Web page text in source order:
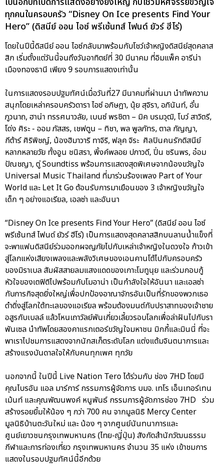
ทุกคนในครอบครัว “Disney On Ice presents Find Your
Hero” (ดิสนีย์ ออน ไอซ์ พรีเซ้นทส์ ไฟนด์ ยัวร์ ฮีโร่)
โดยในปีนี้ดิสนีย์ ออน ไอซ์กลับมาพร้อมกับโชว์เจ้าหญิงดิสนีย์สุดคลาส
สิก เริ่มตั้งแต่วันนี้จนถึงวันอาทิตย์ที่ 30 มีนาคม ที่อิมแพ็ค อารีน่า
เมืองทองธานี เพียง 9 รอบการแสดงเท่านั้น
ในการแสดงรอบปฐมทัศน์เมื่อวันที่27 มีนาคมที่ผ่านมา นำทัพความ
สนุกโดยเหล่าครอบครัวดารา ไอซ์ อภิษฎา, นุ้ย สุจิรา, อภินันท์, อั๋น
ภูวนาถ, ฮาน่า ทรรศนาวลัย, เบนซ์ พรชิตา – มิค บรมวุฒิ, โบว์ สาวิตรี,
โด่ง ศิระ - ออม ภัสสร, เชฟตูน – ทิชา, พล พูลภัทร, ตาล กัญญา,
กีต้าร์ ศิริพิชญ์, น้องฮิมาวาริ ทาจิริ, ฟลุค จิระ ศิลปินคนรักดิสนีย์
หลากหลายวัย ทั้งอูน ชนิสรา, พิ้งค์พลอย ปภาวดี, ปิ่น ชรินพร, อ๋อม
ปัณชญา, ตู่ Soundtiss พร้อมการแสดงสุดพิเศษจากน้องขวัญใจ
Universal Music Thailand ที่มาร่วมร้องเพลง Part of Your
World และ Let It Go ต้อนรับการมาเยือนของ 3 เจ้าหญิงขวัญใจ
เด็ก ๆ อย่างแอเรียล, เอลซ่า และอันนา
“Disney On Ice presents Find Your Hero” (ดิสนีย์ ออน ไอซ์
พรีเซ้นทส์ ไฟนด์ ยัวร์ ฮีโร่) เป็นการแสดงสุดคลาสสิกบนลานน้ำแข็งที่
จะพาแฟนดิสนีย์ร่วมออกผจญภัยไปกับเหล่าเจ้าหญิงในดวงใจ ก้าวเข้า
สู่โลกแห่งเสียงเพลงและพลังวิเศษของเอนคานโต้ไปกับครอบครัว
ของมิราเบล สัมผัสสายลมแสงแดดของเกาะโมทูนุย และร่วมกอบกู้
หัวใจของเตฟิติไปพร้อมกับโมอาน่า เป็นกำลังใจให้อันนา และเอลซ่า
กับภารกิจสุดยิ่งใหญ่เพื่อปกป้องอาณาจักรอันเป็นที่รักของพวกเธอ
ดำดิ่งสู่โลกใต้ทะเลของแอเรียล พร้อมต้องมนต์กับปราสาทของเจ้าชาย
อสูรกับเบลล์ แล้วโหนเถาวัลย์พันเกี่ยวเลี้ยวรอบโลกเพื่อล่าฝันไปกับรา
พันเซล นำทัพโดยสองคาแรกเตอร์ขวัญใจมหาชน มิกกี้และมินนี่ ที่จะ
พาเราไปชมการแสดงจากนักสเก็ตระดับโลก แต่งแต้มจินตนาการและ
สร้างแรงบันดาลใจให้กับคนทุกเพศ ทุกวัย
นอกจากนี้ ในปีนี้ Live Nation Tero ได้ร่วมกับ ช่อง 7HD โดยมี
คุณไบรอัน แอล มาร์การ์ กรรมการผู้จัดการ บมจ. เทโร เอ็นเทอร์เทน
เม้นท์ และคุณพัฒนพงค์ หนูพันธ์ กรรมการผู้จัดการช่อง 7HD ร่วม
สร้างรอยยิ้มให้น้อง ๆ กว่า 700 คน จากมูลนิธิ Mercy Center
มูลนิธิบ้านตะวันใหม่ และ น้อง ๆ จากศูนย์นันทนาการและ
ศูนย์เยาวชนกรุงเทพมหานคร (ไทย-ญี่ปุ่น) สังกัดสำนักวัฒนธรรม
กีฬาและการท่องเที่ยว กรุงเทพมหานคร จำนวน 35 แห่ง เข้าชมการ
แสดงในรอบปฐมทัศน์นี้อีกด้วย